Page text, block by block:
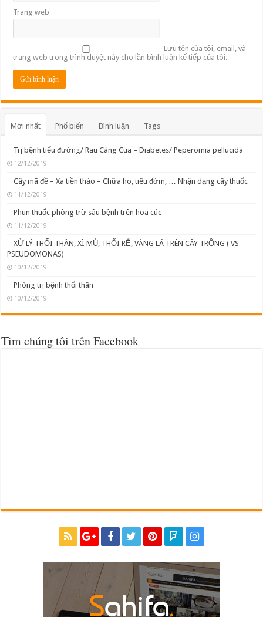
Trang web
Lưu tên của tôi, email, và
trang web trong trình duyệt này cho lần bình luận kế tiếp của tôi.
Mới nhất Phổ biến Bình luận Tags
Trị bệnh tiểu đường/ Rau Càng Cua – Diabetes/ Peperomia pellucida
12/12/2019
Cây mã đề – Xa tiền thảo – Chữa ho, tiêu đờm, … Nhận dạng cây thuốc
11/12/2019
Phun thuốc phòng trừ sâu bệnh trên hoa cúc
11/12/2019
XỬ LÝ THỐI THÂN, XÌ MỦ, THỐI RỄ, VÀNG LÁ TRÊN CÂY TRỒNG ( VS –
PSEUDOMONAS)
10/12/2019
Phòng trị bệnh thối thân
10/12/2019
Tìm chúng tôi trên Facebook